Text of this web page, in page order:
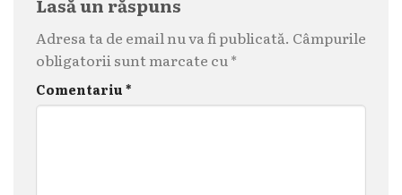
Adresa ta de email nu va fi publicată. Câmpurile
obligatorii sunt marcate cu*
Comentariu*